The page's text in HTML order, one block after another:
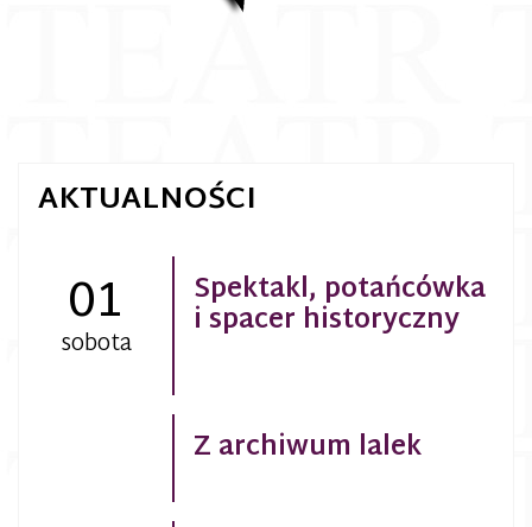
AKTUALNOŚCI
01
sobota
Spektakl, potańcówka
i spacer historyczny
Z archiwum lalek